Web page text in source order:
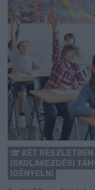
KÉT
ISKOLAKEZDÉSI
IGÉNYELNI